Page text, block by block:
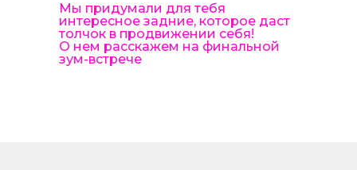
Мы придумали для тебя
интересное задние, которое даст
толчок в продвижении себя!
О нем расскажем на финальной
зум-встрече